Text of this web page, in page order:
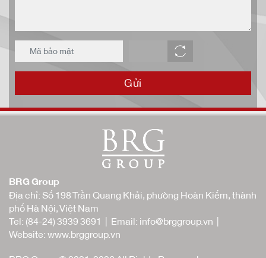
Gửi
BRG Group
Địa chỉ: Số 198 Trần Quang Khải, phường Hoàn Kiếm, thành
phố Hà Nội, Việt Nam
Tel: (84-24) 3939 3691 | Email: info@brggroup.vn |
Website: www.brggroup.vn